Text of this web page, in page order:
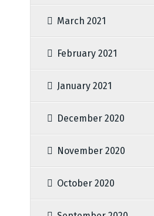
March 2021
February 2021
January 2021
December 2020
November 2020
October 2020